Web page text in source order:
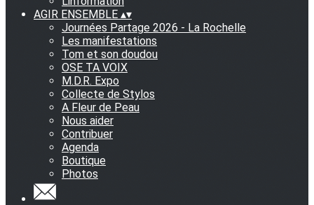
AGIR ENSEMBLE ▴▾
Journées Partage 2026 - La Rochelle
Les manifestations
Tom et son doudou
OSE TA VOIX
M.D.R. Expo
Collecte de Stylos
A Fleur de Peau
Nous aider
Contribuer
Agenda
Boutique
Photos